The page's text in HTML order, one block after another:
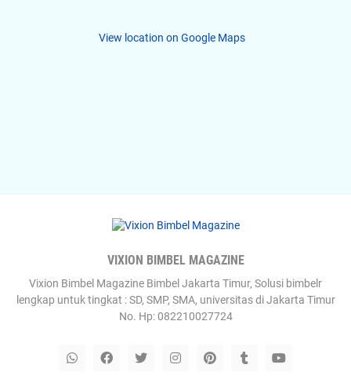
View location on Google Maps
VIXION BIMBEL MAGAZINE
Vixion Bimbel Magazine Bimbel Jakarta Timur, Solusi bimbelr
lengkap untuk tingkat : SD, SMP, SMA, universitas di Jakarta Timur
No. Hp: 082210027724